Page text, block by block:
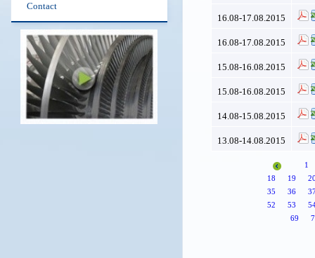
Contact
16.08-17.08.2015
16.08-17.08.2015
15.08-16.08.2015
15.08-16.08.2015
14.08-15.08.2015
13.08-14.08.2015
1
18
19
35
36
52
53
69